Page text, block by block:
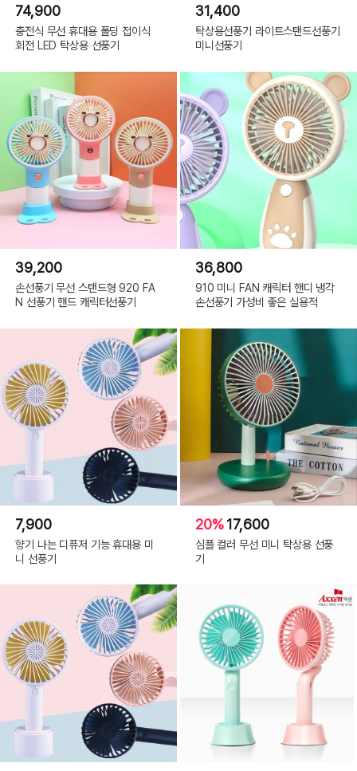
74,900
충전식 무선 휴대용 폴딩 접이식
회전 LED 탁상용 선풍기
31,400
탁상용선풍기 라이트스탠드선풍기
미니선풍기
39,200
손선풍기 무선 스탠드형 920 FA
N 선풍기 핸드 캐릭터선풍기
36,800
910 미니 FAN 캐릭터 핸디 냉각
손선풍기 가성비 좋은 실용적
7,900
향기 나는 디퓨저 기능 휴대용 미
니 선풍기
20%17,600
심플 컬러 무선 미니 탁상용 선풍
기